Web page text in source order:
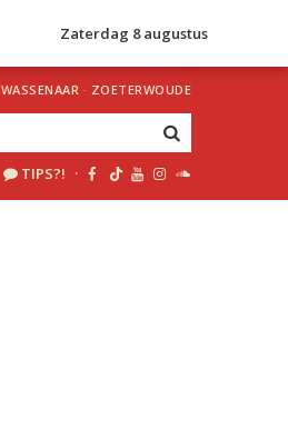
Zaterdag 8 augustus
WASSENAAR · ZOETERWOUDE
TIPS?! ·